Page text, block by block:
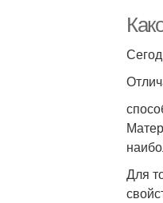
Для